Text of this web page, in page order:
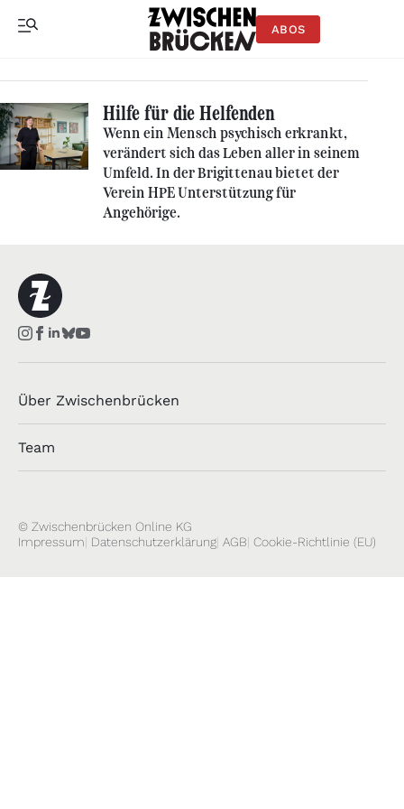
ABOS
Hilfe für die Helfenden
Wenn ein Mensch psychisch erkrankt,
verändert sich das Leben aller in seinem
Umfeld. In der Brigittenau bietet der
Verein HPE Unterstützung für
Angehörige.
Über Zwischenbrücken
Team
© Zwischenbrücken Online KG
Impressum Datenschutzerklärung AGB Cookie-Richtlinie (EU)